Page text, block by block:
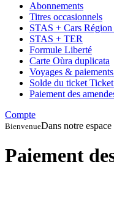
Abonnements
Titres occasionnels
STAS + Cars
STAS + TER
Formule Liberté
Carte Oùra duplicata
Voyages & paiements
Solde du ticket
Paiement des
Compte
BienvenueDans notre
Paiement